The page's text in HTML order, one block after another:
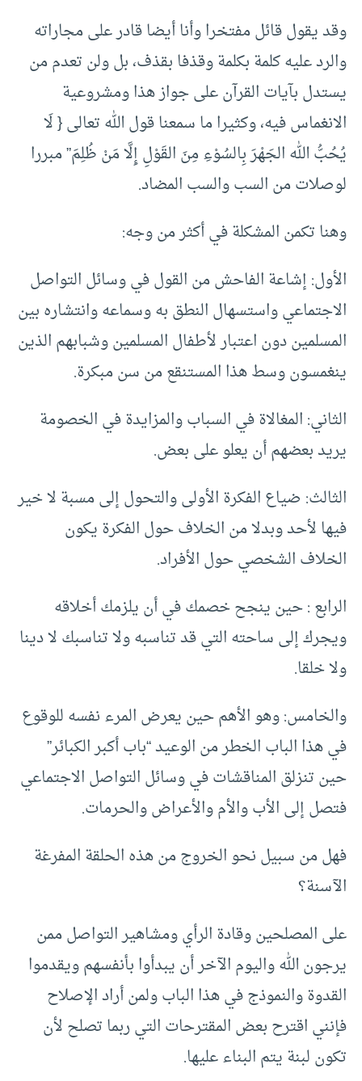
وقد يقول قائل مفتخرا وأنا أيضا قادر على مجاراته
والرد عليه كلمة بكلمة وقذفا بقذف، بل ولن تعدم من
يستدل بآيات القرآن على جواز هذا ومشروعية
الانغماس فيه، وكثيرا ما سمعنا قول الله تعالى { لَا
يُحُبُّ الله الجَهْرَ بِالسُوْءِ مِنَ القَوْلِ إِلَّا مَنْ ظُلِمَ” مبررا
لوصلات من السب والسب المضاد.
وهنا تكمن المشكلة في أكثر من وجه:
الأول: إشاعة الفاحش من القول في وسائل التواصل
الاجتماعي واستسهال النطق به وسماعه وانتشاره بين
المسلمين دون اعتبار لأطفال المسلمين وشبابهم الذين
ينغمسون وسط هذا المستنقع من سن مبكرة.
الثاني: المغالاة في السباب والمزايدة في الخصومة
يريد بعضهم أن يعلو على بعض.
الثالث: ضياع الفكرة الأولى والتحول إلى مسبة لا خير
فيها لأحد وبدلا من الخلاف حول الفكرة يكون
الخلاف الشخصي حول الأفراد.
الرابع : حين ينجح خصمك في أن يلزمك أخلاقه
ويجرك إلى ساحته التي قد تناسبه ولا تناسبك لا دينا
ولا خلقا.
والخامس: وهو الأهم حين يعرض المرء نفسه للوقوع
في هذا الباب الخطر من الوعيد “باب أكبر الكبائر”
حين تنزلق المناقشات في وسائل التواصل الاجتماعي
فتصل إلى الأب والأم والأعراض والحرمات.
فهل من سبيل نحو الخروج من هذه الحلقة المفرغة
الآسنة؟
على المصلحين وقادة الرأي ومشاهير التواصل ممن
يرجون الله واليوم الآخر أن يبدأوا بأنفسهم ويقدموا
القدوة والنموذج في هذا الباب ولمن أراد الإصلاح
فإنني اقترح بعض المقترحات التي ربما تصلح لأن
تكون لبنة يتم البناء عليها.